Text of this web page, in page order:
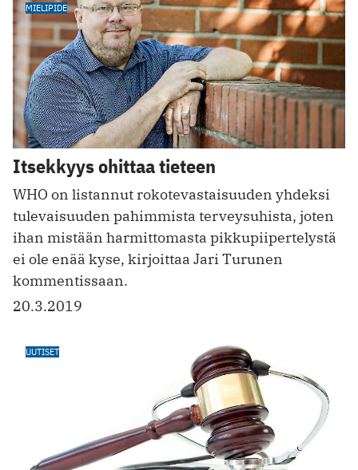
MIELIPIDE
Itsekkyys ohittaa tieteen
WHO on listannut rokotevastaisuuden yhdeksi
tulevaisuuden pahimmista terveysuhista, joten
ihan mistään harmittomasta pikkupiipertelystä
ei ole enää kyse, kirjoittaa Jari Turunen
kommentissaan.
20.3.2019
UUTISET